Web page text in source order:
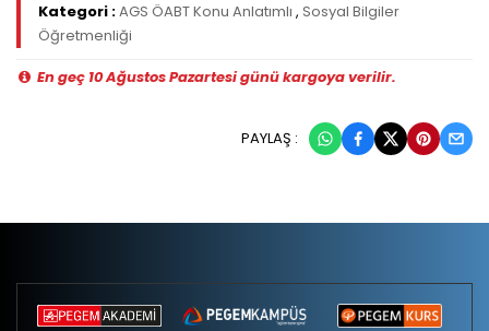
Kategori :AGS ÖABT Konu Anlatımlı , Sosyal Bilgiler
Öğretmenliği
En geç 10 Ağustos Pazartesi günü kargoya verilir.
PAYLAŞ :